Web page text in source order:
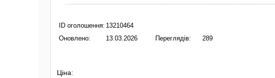
ID оголошення: 13210464
Оновлено:
13.03.2026 Переглядів: 289
Ціна: